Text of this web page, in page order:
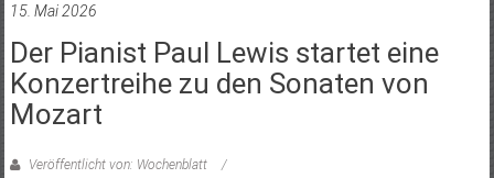
15. Mai 2026
Der Pianist Paul Lewis startet eine
Konzertreihe zu den Sonaten von
Mozart
Veröffentlicht von: Wochenblatt